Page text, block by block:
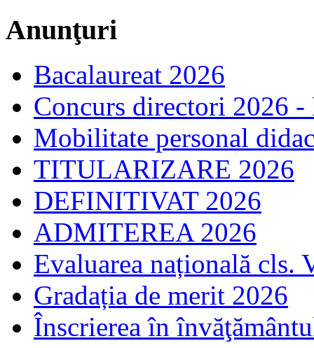
Anunţuri
Bacalaureat 2026
Concurs directori 2026 -
Mobilitate personal
TITULARIZARE 2026
DEFINITIVAT 2026
ADMITEREA 2026
Evaluarea națională cls.
Gradația de merit 2026
Înscrierea în